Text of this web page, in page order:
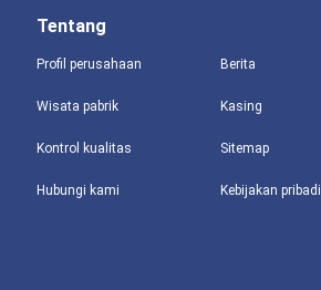
Tentang
Profil perusahaan
Wisata pabrik
Kontrol kualitas
Hubungi kami
Berita
Kasing
Sitemap
Kebijakan pribadi